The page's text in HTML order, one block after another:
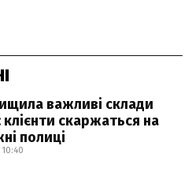
важливі склади
скаржаться на
полиці